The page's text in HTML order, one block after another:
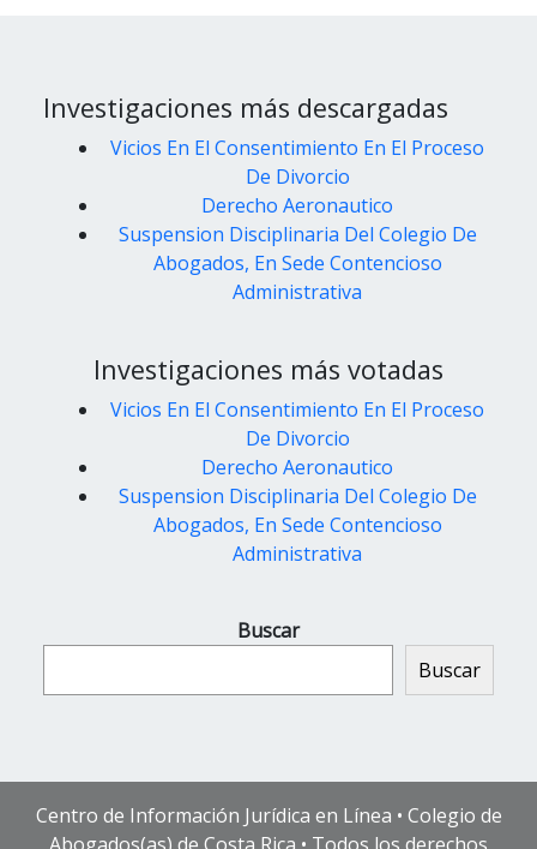
Investigaciones más descargadas
Vicios En El Consentimiento En El Proceso
De Divorcio
Derecho Aeronautico
Suspension Disciplinaria Del Colegio De
Abogados, En Sede Contencioso
Administrativa
Investigaciones más votadas
Vicios En El Consentimiento En El Proceso
De Divorcio
Derecho Aeronautico
Suspension Disciplinaria Del Colegio De
Abogados, En Sede Contencioso
Administrativa
Buscar
Buscar
Centro de Información Jurídica en Línea • Colegio de